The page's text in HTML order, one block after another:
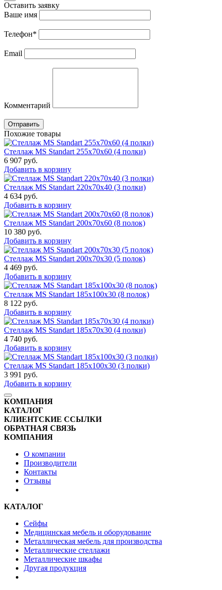
Оставить заявку
Ваше имя
Телефон*
Email
Комментарий
Отправить
Похожие товары
Стеллаж MS Standart 255x70x60 (4 полки)
6 907 руб.
Добавить в корзину
Стеллаж MS Standart 220x70x40 (3 полки)
4 634 руб.
Добавить в корзину
Стеллаж MS Standart 200x70x60 (8 полок)
10 380 руб.
Добавить в корзину
Стеллаж MS Standart 200x70x30 (5 полок)
4 469 руб.
Добавить в корзину
Стеллаж MS Standart 185x100x30 (8 полок)
8 122 руб.
Добавить в корзину
Стеллаж MS Standart 185x70x30 (4 полки)
4 740 руб.
Добавить в корзину
Стеллаж MS Standart 185x100x30 (3 полки)
3 991 руб.
Добавить в корзину
КОМПАНИЯ
КАТАЛОГ
КЛИЕНТСКИЕ ССЫЛКИ
ОБРАТНАЯ СВЯЗЬ
КОМПАНИЯ
О компании
Производители
Контакты
Отзывы
КАТАЛОГ
Сейфы
Медицинская мебель и оборудование
Металлическая мебель для производства
Металлические стеллажи
Металлические шкафы
Другая продукция